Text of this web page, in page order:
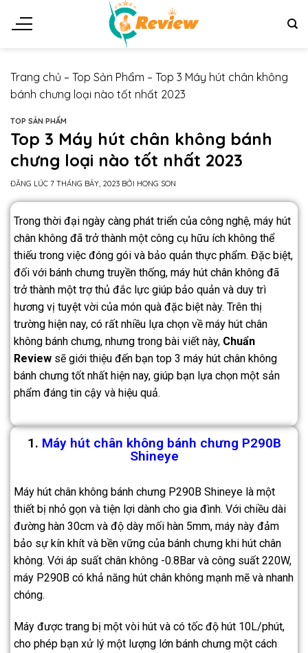
Trang chủ – Top Sản Phẩm – Top 3 Máy hút chân không
bánh chưng loại nào tốt nhất 2023
TOP SẢN PHẨM
Top 3 Máy hút chân không bánh
chưng loại nào tốt nhất 2023
ĐĂNG LÚC 7 THÁNG BẢY, 2023 BỞI HONG SON
Trong thời đại ngày càng phát triển của công nghệ, máy hút
chân không đã trở thành một công cụ hữu ích không thể
thiếu trong việc đóng gói và bảo quản thực phẩm. Đặc biệt,
đối với bánh chưng truyền thống, máy hút chân không đã
trở thành một trợ thủ đắc lực giúp bảo quản và duy trì
hương vị tuyệt vời của món quà đặc biệt này. Trên thị
trường hiện nay, có rất nhiều lựa chọn về máy hút chân
không bánh chưng, nhưng trong bài viết này, Chuẩn
Review sẽ giới thiệu đến bạn top 3 máy hút chân không
bánh chưng tốt nhất hiện nay, giúp bạn lựa chọn một sản
phẩm đáng tin cậy và hiệu quả.
1. Máy hút chân không bánh chưng P290B
Shineye
Máy hút chân không bánh chưng P290B Shineye là một
thiết bị nhỏ gọn và tiện lợi dành cho gia đình. Với chiều dài
đường hàn 30cm và độ dày mối hàn 5mm, máy này đảm
bảo sự kín khít và bền vững của bánh chưng khi hút chân
không. Với áp suất chân không -0.8Bar và công suất 220W,
máy P290B có khả năng hút chân không mạnh mẽ và nhanh
chóng.
Máy được trang bị một vòi hút và có tốc độ hút 10L/phút,
cho phép bạn xử lý một lượng lớn bánh chưng một cách